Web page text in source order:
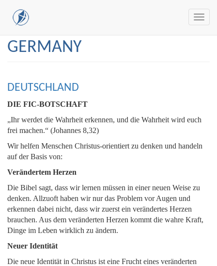
Skip
GERMANY
DEUTSCHLAND
DIE FIC-BOTSCHAFT
„Ihr werdet die Wahrheit erkennen, und die Wahrheit wird euch
frei machen.“ (Johannes 8,32)
Wir helfen Menschen Christus-orientiert zu denken und handeln
auf der Basis von:
Verändertem Herzen
Die Bibel sagt, dass wir lernen müssen in einer neuen Weise zu
denken. Allzuoft haben wir nur das Problem vor Augen und
erkennen dabei nicht, dass wir zuerst ein verändertes Herzen
brauchen. Aus dem veränderten Herzen kommt die wahre Kraft,
Dinge im Leben wirklich zu ändern.
Neuer Identität
Die neue Identität in Christus ist eine Frucht eines veränderten